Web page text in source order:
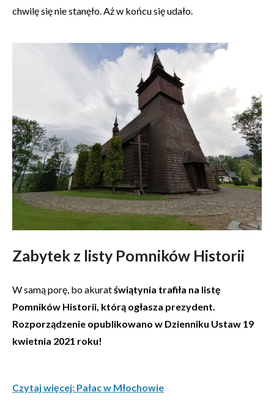
chwilę się nie stanęło. Aż w końcu się udało.
Zabytek z listy Pomników Historii
W samą porę, bo akuratświątynia trafiła na listę
Pomników Historii, którą ogłasza prezydent.
Rozporządzenie opublikowano w Dzienniku Ustaw 19
kwietnia 2021 roku!
Czytaj więcej: Pałac w Młochowie